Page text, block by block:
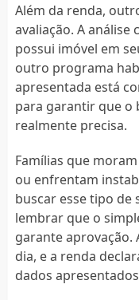
Além da renda,
avaliação. A análise
possui imóvel em
outro programa
apresentada está
para garantir que o
realmente precisa.
Famílias que
ou enfrentam
buscar esse tipo de
lembrar que o
garante aprovação.
dia, e a renda
dados